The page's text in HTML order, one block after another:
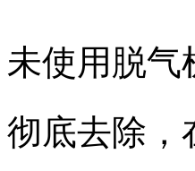
未使用脱气
彻底去除，